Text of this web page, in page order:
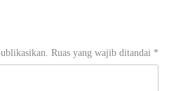
Ruas yang wajib ditandai *